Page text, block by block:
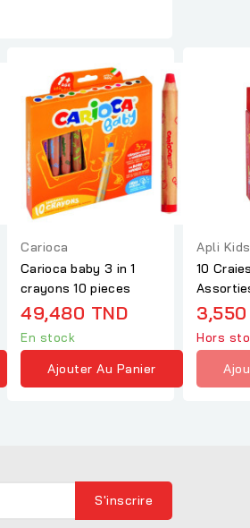
Carioca
Carioca baby 3 in 1
crayons 10 pieces
49,480 TND
En stock
Ajouter Au Panier
Apli Kids
10
3,550
Hors